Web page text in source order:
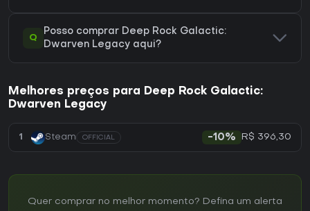
Q
Posso comprar Deep Rock Galactic:
Dwarven Legacy aqui?
Melhores preços para Deep Rock Galactic:
Dwarven Legacy
1 Steam OFFICIAL -10% R$ 396,30
Quer comprar no melhor momento? Defina um alerta